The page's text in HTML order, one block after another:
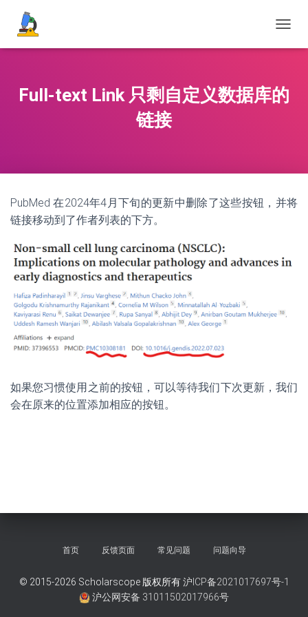
换
Full-text Link 只剩自定义数据库的
链接
PubMed 在2024年4月下旬的更新中删除了这些按钮，并将
链接移动到了作者列表的下方。
如果您习惯使用之前的按钮，可以等待我们下次更新，我们
会在原来的位置添加相应的按钮。
首页 反馈页面 常见问题 问题向导
© 2015-2026 Scholarscope 版权所有沪ICP备2021017697号-1
沪公网安备 31011502017966号